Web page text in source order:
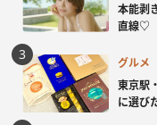
本能剥
直線♡
グルメ
東京駅
に選び